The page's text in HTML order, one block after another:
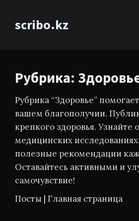
scribo.kz
Рубрика:
Рубрика “Здоровье”
вашем благополучии.
крепкого здоровья. Узнайте
медицинских
полезные рекомендации
Оставайтесь активными и
самочувствие!
Посты | Главная страница